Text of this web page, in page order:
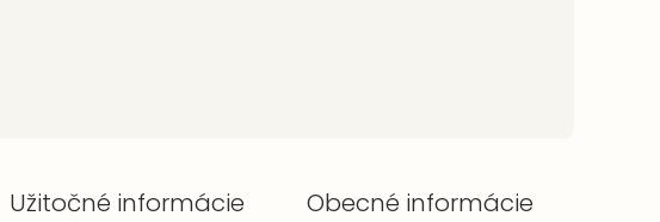
Užitočné informácie Obecné informácie